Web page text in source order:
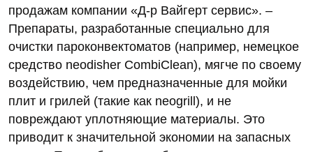
продажам компании «Д-р Вайгерт сервис». –
Препараты, разработанные специально для
очистки пароконвектоматов (например, немецкое
средство neodisher CombiClean), мягче по своему
воздействию, чем предназначенные для мойки
плит и грилей (такие как neogrill), и не
повреждают уплотняющие материалы. Это
приводит к значительной экономии на запасных